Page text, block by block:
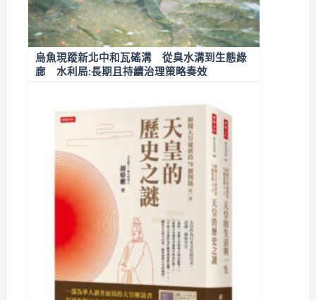
烏魚現蹤新北中和瓦磘溝 從臭水溝到生態綠
廊 水利局:長期且持續治理策略奏效